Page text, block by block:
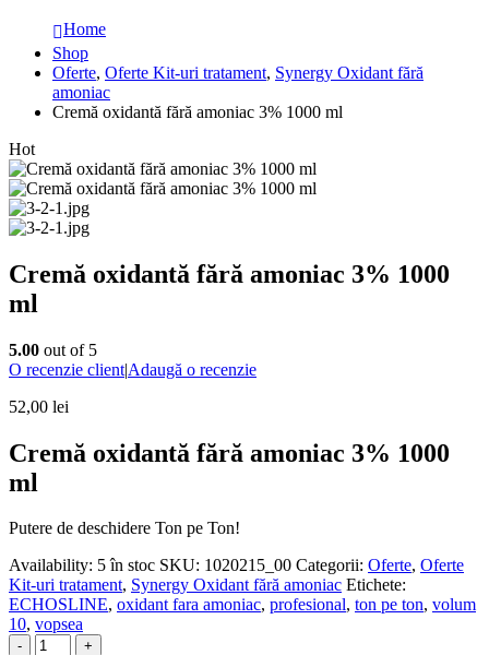
Home
Shop
Oferte, Oferte Kit-uri tratament, Synergy Oxidant fără
amoniac
Cremă oxidantă fără amoniac 3% 1000 ml
Hot
Cremă oxidantă fără amoniac 3% 1000
ml
5.00 out of 5
O recenzie client|Adaugă o recenzie
52,00 lei
Cremă oxidantă fără amoniac 3% 1000
ml
Putere de deschidere Ton pe Ton!
Availability: 5 în stoc SKU: 1020215_00 Categorii: Oferte, Oferte
Kit-uri tratament, Synergy Oxidant fără amoniac Etichete:
ECHOSLINE, oxidant fara amoniac, profesional, ton pe ton, volum
10, vopsea
-
+